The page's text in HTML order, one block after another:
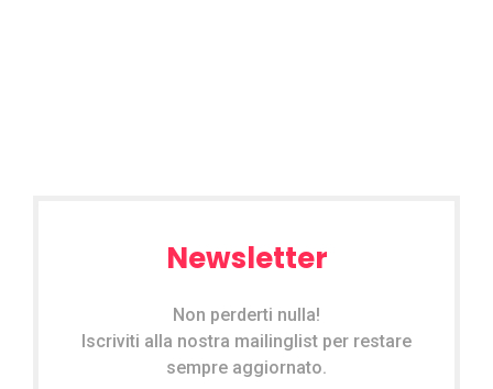
Newsletter
Non perderti nulla!
Iscriviti alla nostra mailinglist per restare
sempre aggiornato.